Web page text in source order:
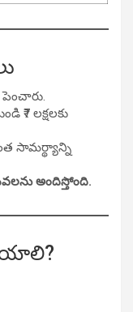
పెంచారు.
₹7 లక్షలకు
సామర్థ్యాన్ని
అందిస్తోంది.